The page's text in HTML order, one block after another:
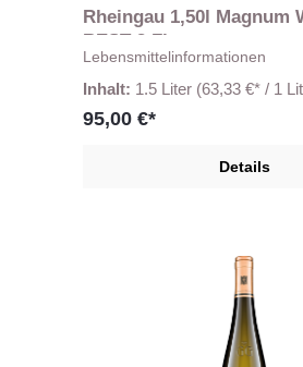
Rheingau 1,50l Magnum
REST 2 Fl.
Lebensmittelinformationen
Inhalt: 1.5 Liter (63,33 €* / 1
95,00 €*
Details